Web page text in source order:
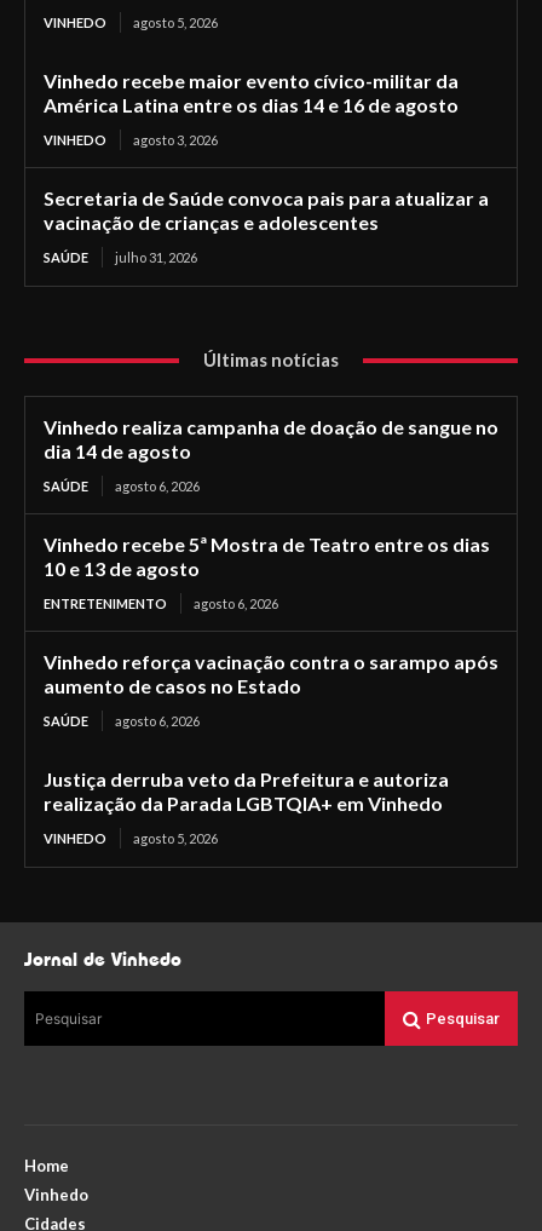
VINHEDO agosto 5, 2026
Vinhedo recebe maior evento cívico-militar da
América Latina entre os dias 14 e 16 de agosto
VINHEDO agosto 3, 2026
Secretaria de Saúde convoca pais para atualizar a
vacinação de crianças e adolescentes
SAÚDE julho 31, 2026
Últimas notícias
Vinhedo realiza campanha de doação de sangue no
dia 14 de agosto
SAÚDE agosto 6, 2026
Vinhedo recebe 5ª Mostra de Teatro entre os dias
10 e 13 de agosto
ENTRETENIMENTO agosto 6, 2026
Vinhedo reforça vacinação contra o sarampo após
aumento de casos no Estado
SAÚDE agosto 6, 2026
Justiça derruba veto da Prefeitura e autoriza
realização da Parada LGBTQIA+ em Vinhedo
VINHEDO agosto 5, 2026
Jornal de Vinhedo
Pesquisar Pesquisar
Home
Vinhedo
Cidades